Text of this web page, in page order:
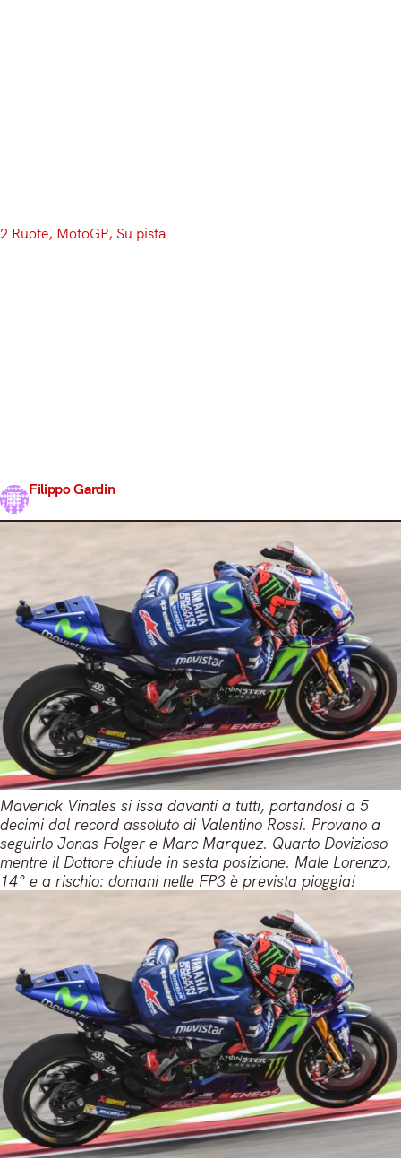
2 Ruote, MotoGP, Su pista
Filippo Gardin
Maverick Vinales si issa davanti a tutti, portandosi a 5
decimi dal record assoluto di Valentino Rossi. Provano a
seguirlo Jonas Folger e Marc Marquez. Quarto Dovizioso
mentre il Dottore chiude in sesta posizione. Male Lorenzo,
14° e a rischio: domani nelle FP3 è prevista pioggia!